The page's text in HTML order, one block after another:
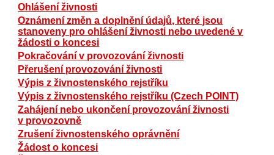
Ohlášení živnosti
Oznámení změn a doplnění údajů, které jsou
stanoveny pro ohlášení živnosti nebo uvedené v
žádosti o koncesi
Pokračování v provozování živnosti
Přerušení provozování živnosti
Výpis z živnostenského rejstříku
Výpis z živnostenského rejstříku (Czech POINT)
Zahájení nebo ukončení provozování živnosti
v provozovně
Zrušení živnostenského oprávnění
Žádost o koncesi